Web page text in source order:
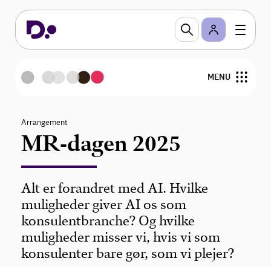
MENU
Om MR
Statistik og analyse
Medlemsservices
Etik i branchen
Arrangement
MR-dagen 2025
Alt er forandret med AI. Hvilke
muligheder giver AI os som
konsulentbranche? Og hvilke
muligheder misser vi, hvis vi som
konsulenter bare gør, som vi plejer?